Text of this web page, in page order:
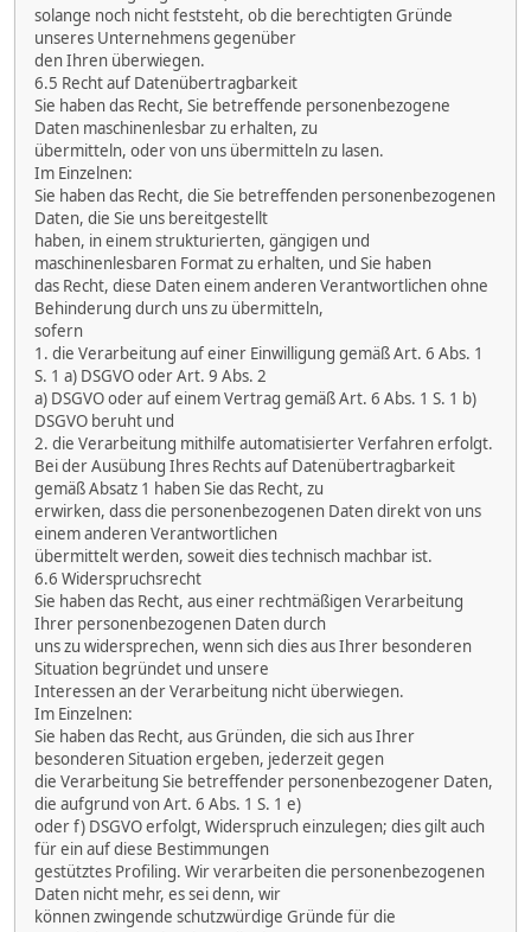
solange noch nicht feststeht, ob die berechtigten Gründe
unseres Unternehmens gegenüber
den Ihren überwiegen.
6.5 Recht auf Datenübertragbarkeit
Sie haben das Recht, Sie betreffende personenbezogene
Daten maschinenlesbar zu erhalten, zu
übermitteln, oder von uns übermitteln zu lasen.
Im Einzelnen:
Sie haben das Recht, die Sie betreffenden personenbezogenen
Daten, die Sie uns bereitgestellt
haben, in einem strukturierten, gängigen und
maschinenlesbaren Format zu erhalten, und Sie haben
das Recht, diese Daten einem anderen Verantwortlichen ohne
Behinderung durch uns zu übermitteln,
sofern
1. die Verarbeitung auf einer Einwilligung gemäß Art. 6 Abs. 1
S. 1 a) DSGVO oder Art. 9 Abs. 2
a) DSGVO oder auf einem Vertrag gemäß Art. 6 Abs. 1 S. 1 b)
DSGVO beruht und
2. die Verarbeitung mithilfe automatisierter Verfahren erfolgt.
Bei der Ausübung Ihres Rechts auf Datenübertragbarkeit
gemäß Absatz 1 haben Sie das Recht, zu
erwirken, dass die personenbezogenen Daten direkt von uns
einem anderen Verantwortlichen
übermittelt werden, soweit dies technisch machbar ist.
6.6 Widerspruchsrecht
Sie haben das Recht, aus einer rechtmäßigen Verarbeitung
Ihrer personenbezogenen Daten durch
uns zu widersprechen, wenn sich dies aus Ihrer besonderen
Situation begründet und unsere
Interessen an der Verarbeitung nicht überwiegen.
Im Einzelnen:
Sie haben das Recht, aus Gründen, die sich aus Ihrer
besonderen Situation ergeben, jederzeit gegen
die Verarbeitung Sie betreffender personenbezogener Daten,
die aufgrund von Art. 6 Abs. 1 S. 1 e)
oder f) DSGVO erfolgt, Widerspruch einzulegen; dies gilt auch
für ein auf diese Bestimmungen
gestütztes Profiling. Wir verarbeiten die personenbezogenen
Daten nicht mehr, es sei denn, wir
können zwingende schutzwürdige Gründe für die